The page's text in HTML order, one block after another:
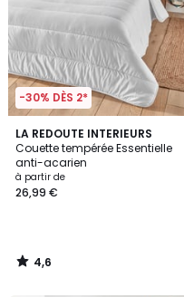
-30% DÈS 2*
LA REDOUTE INTERIEURS
Couette tempérée Essentielle
anti-acarien
à partir de
26,99 €
4,6
/ 5
4,6
/